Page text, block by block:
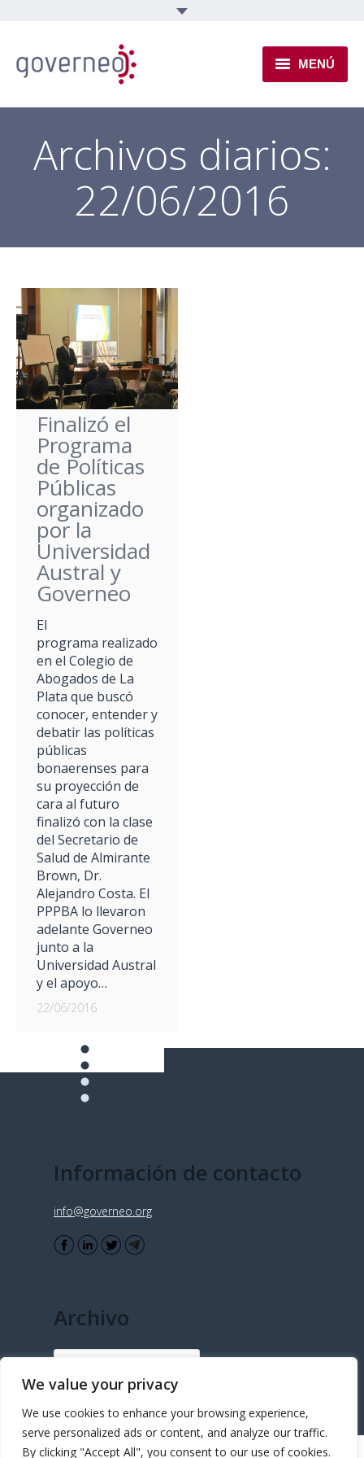
We value your privacy
We use cookies to enhance your browsing experience,
serve personalized ads or content, and analyze our traffic.
By clicking "Accept All", you consent to our use of cookies.
MENÚ
INSTITUCIONAL
EJES TEMÁTICOS
NOVEDADES
Archivos diarios:
22/06/2016
Finalizó el
Programa
de Políticas
Públicas
organizado
por la
Universidad
Austral y
Governeo
El
programa realizado
en el Colegio de
Abogados de La
Plata que buscó
conocer, entender y
debatir las políticas
públicas
bonaerenses para
su proyección de
cara al futuro
finalizó con la clase
del Secretario de
Salud de Almirante
Brown, Dr.
Alejandro Costa. El
PPPBA lo llevaron
adelante Governeo
junto a la
Universidad Austral
y el apoyo…
22/06/2016
Información de contacto
info@governeo.org
Archivo
Archivo